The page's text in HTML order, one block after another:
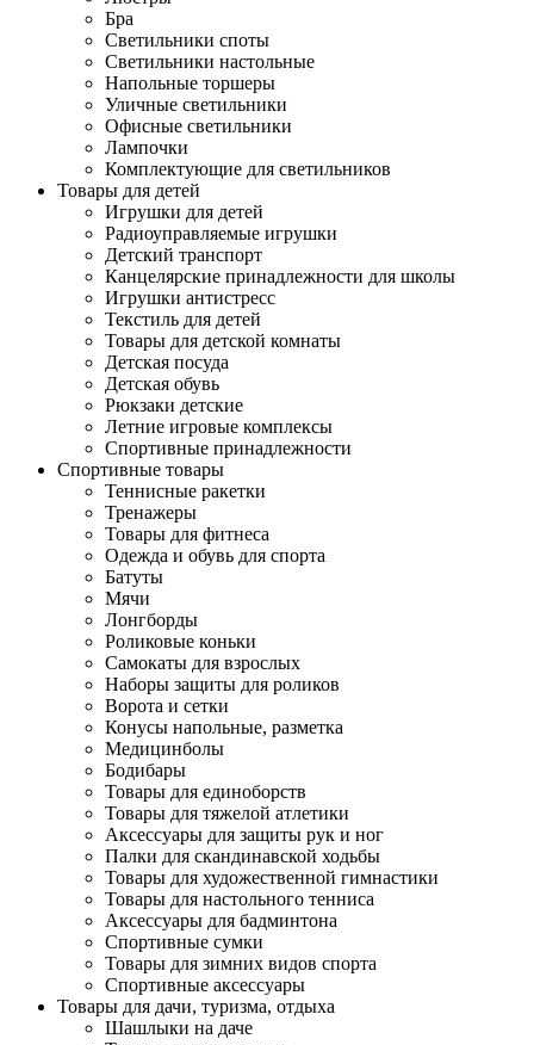
Бра
Светильники споты
Светильники настольные
Напольные торшеры
Уличные светильники
Офисные светильники
Лампочки
Комплектующие для светильников
Товары для детей
Игрушки для детей
Радиоуправляемые игрушки
Детский транспорт
Канцелярские принадлежности для школы
Игрушки антистресс
Текстиль для детей
Товары для детской комнаты
Детская посуда
Детская обувь
Рюкзаки детские
Летние игровые комплексы
Спортивные принадлежности
Спортивные товары
Теннисные ракетки
Тренажеры
Товары для фитнеса
Одежда и обувь для спорта
Батуты
Мячи
Лонгборды
Роликовые коньки
Самокаты для взрослых
Наборы защиты для роликов
Ворота и сетки
Конусы напольные, разметка
Медицинболы
Бодибары
Товары для единоборств
Товары для тяжелой атлетики
Аксессуары для защиты рук и ног
Палки для скандинавской ходьбы
Товары для художественной гимнастики
Товары для настольного тенниса
Аксессуары для бадминтона
Спортивные сумки
Товары для зимних видов спорта
Спортивные аксессуары
Товары для дачи, туризма, отдыха
Шашлыки на даче